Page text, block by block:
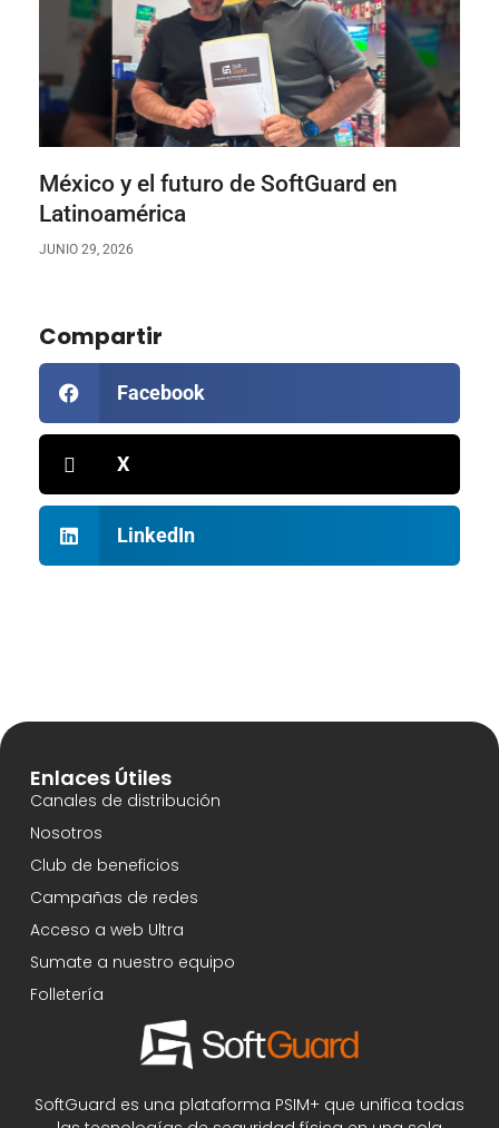
México y el futuro de SoftGuard en
Latinoamérica
JUNIO 29, 2026
Compartir
Facebook
X
LinkedIn
SoftGuard es una plataforma PSIM+ que unifica todas
Enlaces Útiles
Canales de distribución
Nosotros
Club de beneficios
Campañas de redes
Acceso a web Ultra
Sumate a nuestro equipo
Folletería